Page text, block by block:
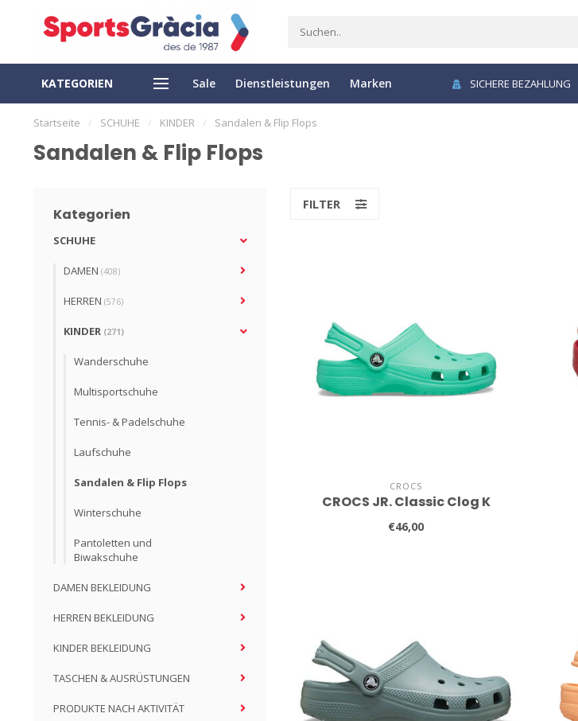
KATEGORIEN Sale Dienstleistungen Marken
EXPRESS LIEFERUNG EASY RETURN SICHERE BEZAHLUNG
Startseite / SCHUHE / KINDER / Sandalen & Flip Flops
Sandalen & Flip Flops
Kategorien
SCHUHE
DAMEN (408)
HERREN (576)
KINDER (271)
Wanderschuhe
Multisportschuhe
Tennis- & Padelschuhe
Laufschuhe
Sandalen & Flip Flops
Winterschuhe
Pantoletten und
Biwakschuhe
DAMEN BEKLEIDUNG
HERREN BEKLEIDUNG
KINDER BEKLEIDUNG
TASCHEN & AUSRÜSTUNGEN
PRODUKTE NACH AKTIVITÄT
FILTER
CROCS
CROCS JR. Classic Clog K
€46,00